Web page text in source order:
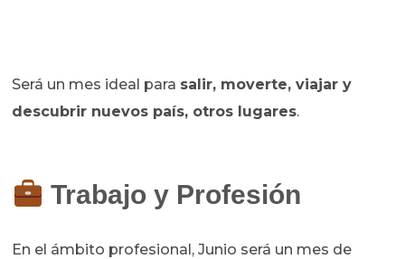
Será un mes ideal para salir, moverte, viajar y
descubrir nuevos país, otros lugares.
Trabajo y Profesión
En el ámbito profesional, Junio será un mes de